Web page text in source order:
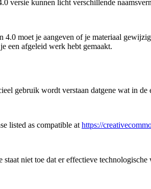
versie kunnen licht verschillende
moet je aangeven of je materiaal
een afgeleid werk hebt gemaakt.
gebruik wordt verstaan datgene wat in de
listed as compatible at https://
niet toe dat er effectieve